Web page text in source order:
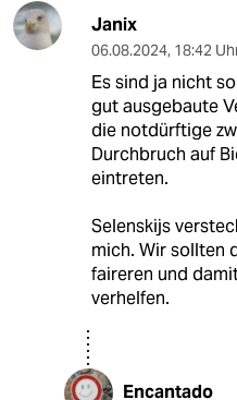
Janix
06.08.2024, 18:42
Es sind ja nicht
gut ausgebaute
die notdürftige
Durchbruch auf
eintreten.
Selenskijs
mich. Wir sollten
faireren und
verhelfen.
Encantado